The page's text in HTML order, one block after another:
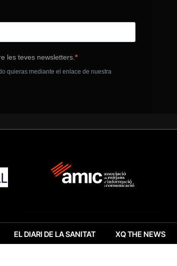
EL DIARI DE LA SANITAT XQ THE NEWS